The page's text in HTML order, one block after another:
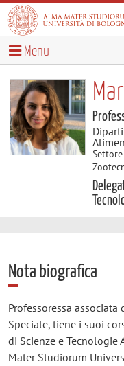
Menu
Nota biografica
Professoressa
Speciale, tiene i suoi
di Scienze e Tecnologie
Mater Studiorum